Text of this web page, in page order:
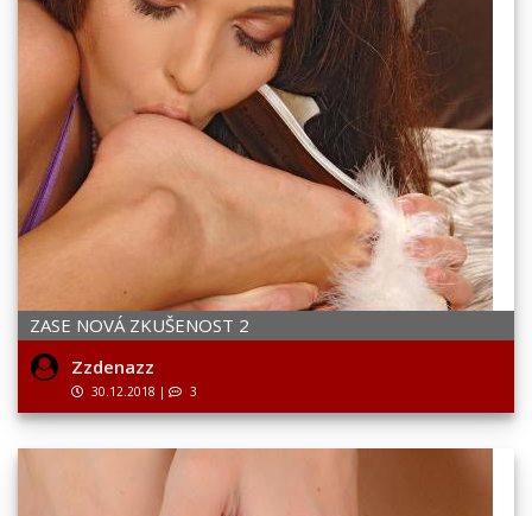
ZASE NOVÁ ZKUŠENOST 2
Zzdenazz
30.12.2018 | 3